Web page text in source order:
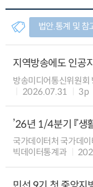
법안.통계 및 참
지역방송에도 인공
방송미디어통신위원
2026.07.31
3p
’26년 1/4분기 『생
국가데이터처 국가데
빅데이터통계과